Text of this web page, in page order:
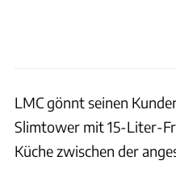
LMC gönnt seinen
Slimtower mit 15-Liter-
Küche zwischen der